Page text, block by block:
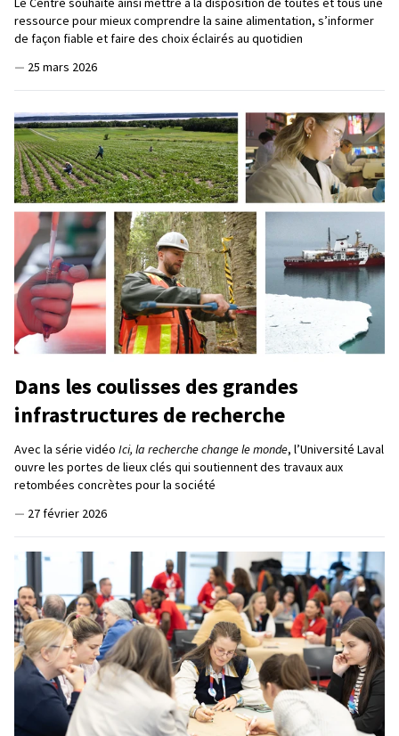
ressource pour mieux comprendre la saine alimentation, s’informer
de façon fiable et faire des choix éclairés au quotidien
— 25 mars 2026
Dans les coulisses des grandes
infrastructures de recherche
Avec la série vidéo Ici, la recherche change le monde, l’Université Laval
ouvre les portes de lieux clés qui soutiennent des travaux aux
retombées concrètes pour la société
— 27 février 2026